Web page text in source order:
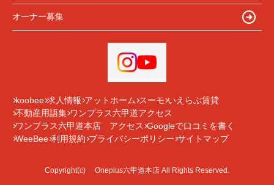
オーナー募集
koobee 求人情報 アットホーム スーモ いえらぶ賃貸
不動産用語集 ワンプラス六甲道アクセス
ワンプラス六甲道本店 アクセス Googleで口コミを書く
WeeBee 利用規約 プライバシーポリシー サイトマップ
Copyright(c) Oneplus六甲道本店 All Rights Reserved.